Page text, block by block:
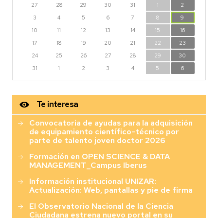
27 28 29 30 31 1
2
3
4 5 6 7 8
9
10
11 12 13 14 15
16
17
18 19 20 21 22
23
24
25 26 27 28 29
30
31
1 2 3 4 5 6
Te interesa
Convocatoria de ayudas para la adquisición
de equipamiento científico-técnico por
parte de talento joven doctor 2026
Formación en OPEN SCIENCE & DATA
MANAGEMENT_Campus Iberus
Información institucional UNIZAR:
Actualización: Web, pantallas y pie de firma
El Observatorio Nacional de la Ciencia
Ciudadana estrena nuevo portal en su